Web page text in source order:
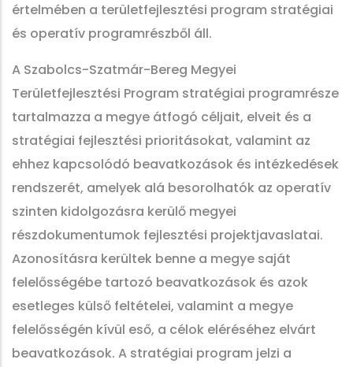
értelmében a területfejlesztési program stratégiai
és operatív programrészből áll.
A Szabolcs-Szatmár-Bereg Megyei
Területfejlesztési Program stratégiai programrésze
tartalmazza a megye átfogó céljait, elveit és a
stratégiai fejlesztési prioritásokat, valamint az
ehhez kapcsolódó beavatkozások és intézkedések
rendszerét, amelyek alá besorolhatók az operatív
szinten kidolgozásra kerülő megyei
részdokumentumok fejlesztési projektjavaslatai.
Azonosításra kerültek benne a megye saját
felelősségébe tartozó beavatkozások és azok
esetleges külső feltételei, valamint a megye
felelősségén kívül eső, a célok eléréséhez elvárt
beavatkozások. A stratégiai program jelzi a